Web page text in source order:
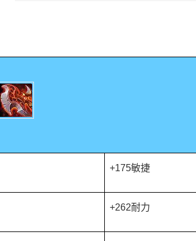
+175敏捷
+262耐力